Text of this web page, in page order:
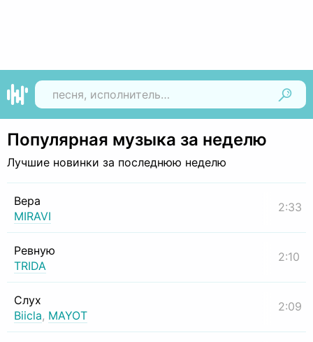
Популярная музыка за неделю
Лучшие новинки за последнюю неделю
Вера
MIRAVI
2:33
Ревную
TRIDA
2:10
Слух
Biicla, MAYOT
2:09